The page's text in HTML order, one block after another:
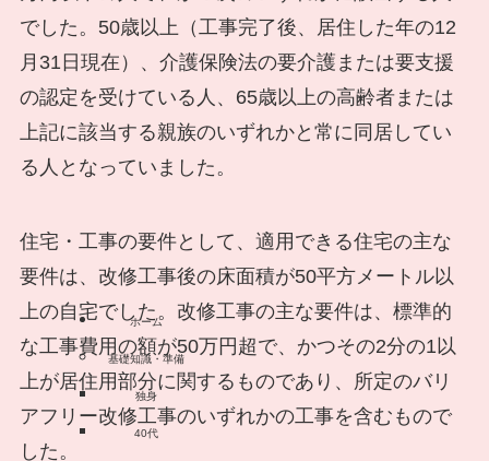
でした。50歳以上（工事完了後、居住した年の12
月31日現在）、介護保険法の要介護または要支援
の認定を受けている人、65歳以上の高齢者または
上記に該当する親族のいずれかと常に同居してい
る人となっていました。
住宅・工事の要件として、適用できる住宅の主な
要件は、改修工事後の床面積が50平方メートル以
上の自宅でした。改修工事の主な要件は、標準的
な工事費用の額が50万円超で、かつその2分の1以
上が居住用部分に関するものであり、所定のバリ
アフリー改修工事のいずれかの工事を含むもので
した。
ホーム
基礎知識・準備
独身
40代